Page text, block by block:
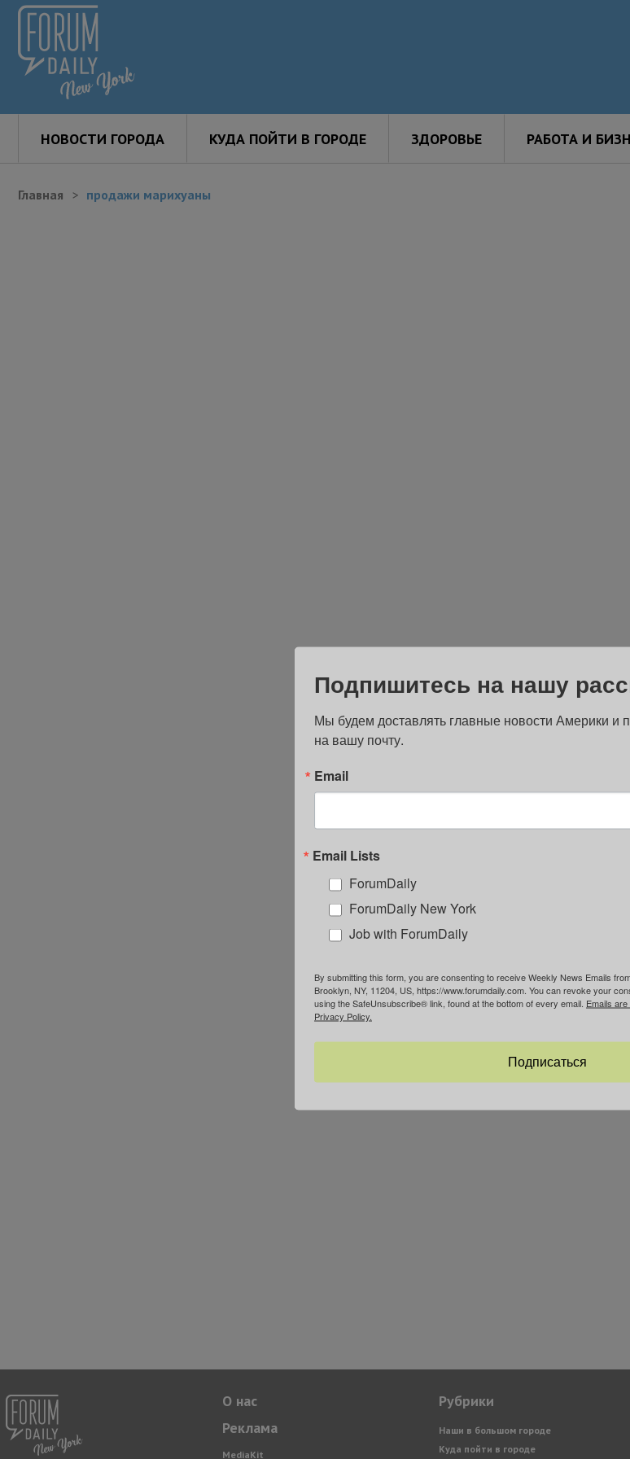
НОВОСТИ ГОРОДА КУДА ПОЙТИ В ГОРОДЕ ЗДОРОВЬЕ РАБОТА И
Главная продажи марихуаны
О нас
Реклама
MediaKit
Рубрики
Наши в большом городе
Куда пойти в городе
Подпишитесь на нашу
Мы будем доставлять главные новости Америки и
на вашу почту.
Email
Email Lists
ForumDaily
ForumDaily New York
Job with ForumDaily
By submitting this form, you are consenting to receive Weekly News Emails
Brooklyn, NY, 11204, US, https://www.forumdaily.com. You can revoke your
using the SafeUnsubscribe® link, found at the bottom of every email. Emails
Privacy Policy.
Подписаться